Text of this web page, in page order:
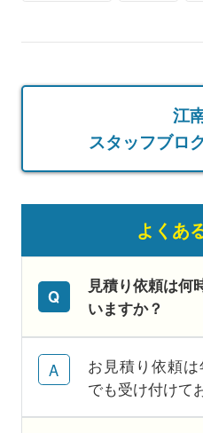
江
スタッフブロ
よくあ
見積り依頼は何
いますか？
お見積り依頼
でも受け付けて